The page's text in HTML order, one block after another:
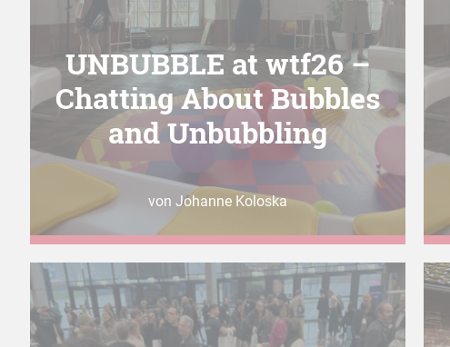
UNBUBBLE at wtf26 –
Chatting About Bubbles
and Unbubbling
von Johanne Koloska